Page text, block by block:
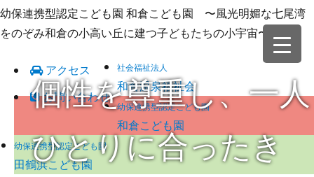
幼保連携型認定こども園 和倉こども園 〜風光明媚な七尾湾
をのぞみ和倉の小高い丘に建つ子どもたちの小宇宙〜
アクセス
お問い合わせ
社会福祉法人
和倉温泉福祉会
幼保連携型認定こども園
和倉こども園
幼保連携型認定こども園
田鶴浜こども園
個性を尊重し、一人
ひとりに合ったき